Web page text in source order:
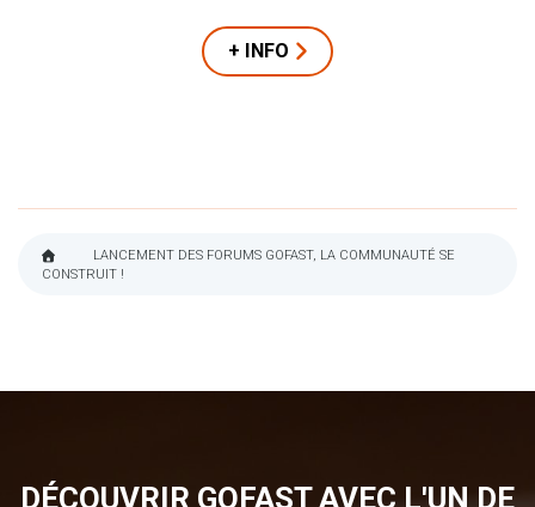
+ INFO
FIL
LANCEMENT DES FORUMS GOFAST, LA COMMUNAUTÉ SE
CONSTRUIT !
DÉCOUVRIR GOFAST AVEC L'UN DE